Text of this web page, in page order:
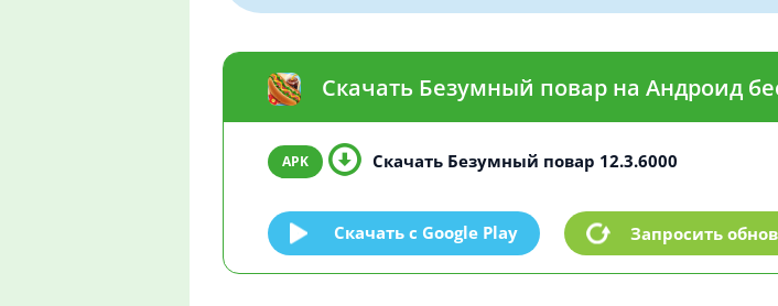
Скачать Безумный повар на Андроид
Скачать Безумный повар 12.3.6000
Скачать c Google Play Запросить